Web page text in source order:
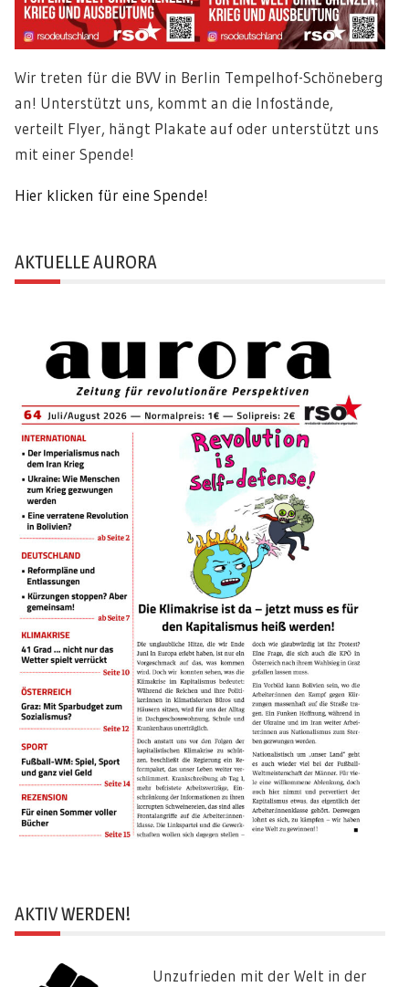
Wir treten für die BVV in Berlin Tempelhof-Schöneberg
an! Unterstützt uns, kommt an die Infostände,
verteilt Flyer, hängt Plakate auf oder unterstützt uns
mit einer Spende!
Hier klicken für eine Spende!
AKTUELLE AURORA
AKTIV WERDEN!
Unzufrieden mit der Welt in der